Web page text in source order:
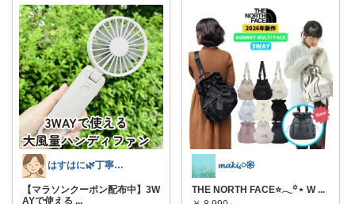
はすはに🌿丁寧な暮らし
【マラソンクーポン配布中】3W
AYで使える ...
𝓶𝓪𝓴𝓲𓈒𓏸𑁍
THE NORTH FACE⭐️𓂃꙳⋆ W ...